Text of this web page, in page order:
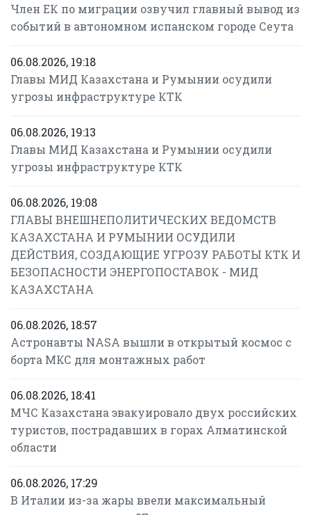
Член ЕК по миграции озвучил главный вывод из
событий в автономном испанском городе Сеута
06.08.2026, 19:18
Главы МИД Казахстана и Румынии осудили
угрозы инфраструктуре КТК
06.08.2026, 19:13
Главы МИД Казахстана и Румынии осудили
угрозы инфраструктуре КТК
06.08.2026, 19:08
ГЛАВЫ ВНЕШНЕПОЛИТИЧЕСКИХ ВЕДОМСТВ
КАЗАХСТАНА И РУМЫНИИ ОСУДИЛИ
ДЕЙСТВИЯ, СОЗДАЮЩИЕ УГРОЗУ РАБОТЫ КТК И
БЕЗОПАСНОСТИ ЭНЕРГОПОСТАВОК - МИД
КАЗАХСТАНА
06.08.2026, 18:57
Астронавты NASA вышли в открытый космос с
борта МКС для монтажных работ
06.08.2026, 18:41
МЧС Казахстана эвакуировало двух российских
туристов, пострадавших в горах Алматинской
области
06.08.2026, 17:29
В Италии из-за жары ввели максимальный